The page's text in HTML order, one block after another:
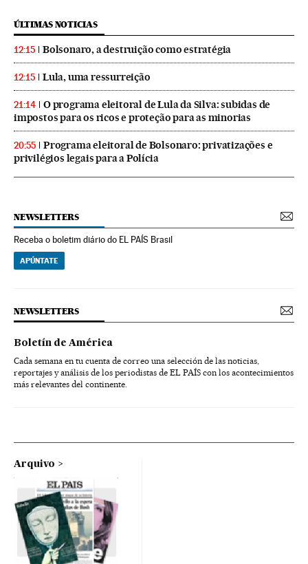
ÚLTIMAS NOTICIAS
12:15 Bolsonaro, a destruição como estratégia
12:15 Lula, uma ressurreição
21:14
O programa eleitoral de Lula da Silva: subidas de
impostos para os ricos e proteção para as minorias
20:55
Programa eleitoral de Bolsonaro: privatizações e
privilégios legais para a Polícia
NEWSLETTERS
Receba o boletim diário do EL PAÍS Brasil
APÚNTATE
NEWSLETTERS
Boletín de América
Cada semana en tu cuenta de correo una selección de las noticias,
reportajes y análisis de los periodistas de EL PAÍS con los acontecimientos
más relevantes del continente.
Arquivo